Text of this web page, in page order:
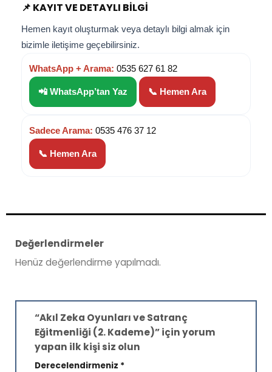
📌 KAYIT VE DETAYLI BILGI
Hemen kayıt oluşturmak veya detaylı bilgi almak için
bizimle iletişime geçebilirsiniz.
WhatsApp + Arama: 0535 627 61 82
📲 WhatsApp’tan Yaz 📞 Hemen Ara
Sadece Arama: 0535 476 37 12
📞 Hemen Ara
Değerlendirmeler
Henüz değerlendirme yapılmadı.
“Akıl Zeka Oyunları ve Satranç
Eğitmenliği (2. Kademe)” için yorum
yapan ilk kişi siz olun
Derecelendirmeniz *